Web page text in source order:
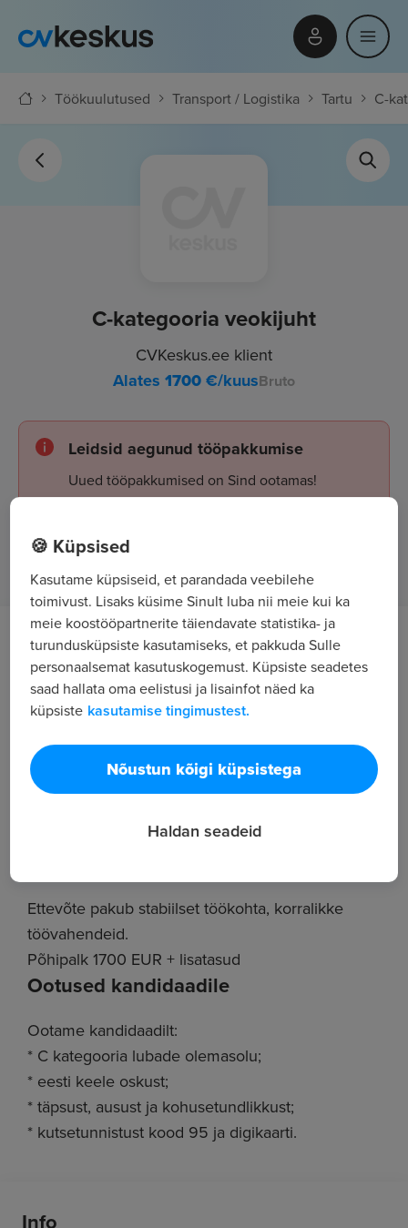
Töökuulutused Transport / Logistika Tartu C-
C-kategooria veokijuht
CVKeskus.ee klient
Alates 1700€/kuusBruto
Leidsid aegunud tööpakkumise
Uued tööpakkumised on Sind ootamas!
Töö kirjeldus
Tööülesanneteks on kauba jaotusvedu Lõuna-
Eestis
Tööpiirkond: Tartu linn ja Lõuna-Eesti
www.strongway.eu
Ootused kandidaadile
Ootame kandidaadilt:
* C kategooria lubade olemasolu;
* eesti keele oskust;
* täpsust, ausust ja kohusetundlikkust;
* kutsetunnistust kood 95 ja digikaarti.
Ettevõte pakub stabiilset töökohta, korralikke
töövahendeid.
Põhipalk 1700 EUR + lisatasud
🍪 Küpsised
Kasutame küpsiseid, et parandada veebilehe
toimivust. Lisaks küsime Sinult luba nii meie kui ka
meie koostööpartnerite täiendavate statistika- ja
turundusküpsiste kasutamiseks, et pakkuda Sulle
personaalsemat kasutuskogemust. Küpsiste seadetes
saad hallata oma eelistusi ja lisainfot näed ka
küpsiste kasutamise tingimustest.
Nõustun kõigi küpsistega
Haldan seadeid